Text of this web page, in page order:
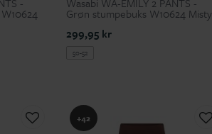
Grøn stumpebuks W10624 Misty
299,95 kr
50-52
+42